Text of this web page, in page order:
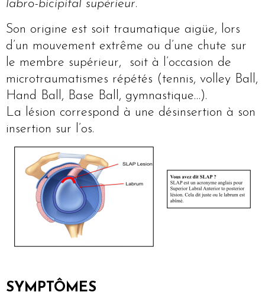
labro-bicipital supérieur.
Son origine est soit traumatique aigüe, lors
d’un mouvement extrême ou d’une chute sur
le membre supérieur, soit à l’occasion de
microtraumatismes répétés (tennis, volley Ball,
Hand Ball, Base Ball, gymnastique…).
La lésion correspond à une désinsertion à son
insertion sur l’os.
SYMPTÔMES